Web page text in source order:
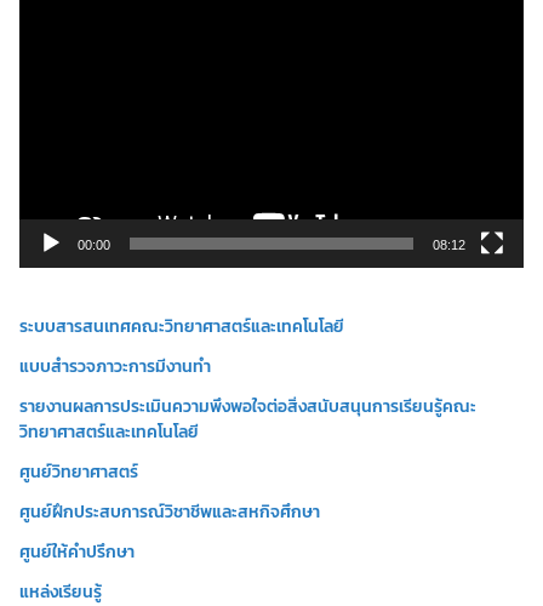
ดี
อ
00:00 08:12
ระบบสารสนเทศคณะวิทยาศาสตร์และเทคโนโลยี
แบบสำรวจภาวะการมีงานทำ
รายงานผลการประเมินความพึงพอใจต่อสิ่งสนับสนุนการเรียนรู้คณะ
วิทยาศาสตร์และเทคโนโลยี
ศูนย์วิทยาศาสตร์
ศูนย์ฝึกประสบการณ์วิชาชีพและสหกิจศึกษา
ศูนย์ให้คำปรึกษา
แหล่งเรียนรู้